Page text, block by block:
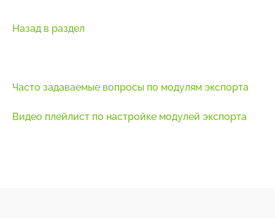
Назад в раздел
Часто задаваемые вопросы по модулям экспорта
Видео плейлист по настройке модулей экспорта